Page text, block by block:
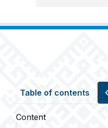
Table of contents
Content